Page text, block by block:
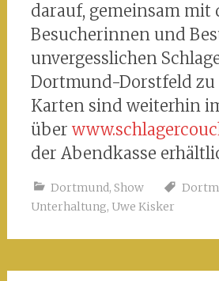
darauf, gemeinsam mit
Besucherinnen und
unvergesslichen
Dortmund-Dorstfeld zu
Karten sind weiterhin
über
der Abendkasse
Dortmund, Show
Unterhaltung, Uwe Kisker